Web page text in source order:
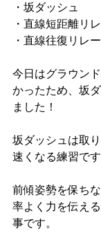
・坂ダッシュ
・直線短距離リ
・直線往復リレー
今日はグラウン
かったため、坂
ました！
坂ダッシュは取
速くなる練習です
前傾姿勢を保ち
率よく力を伝え
事です。